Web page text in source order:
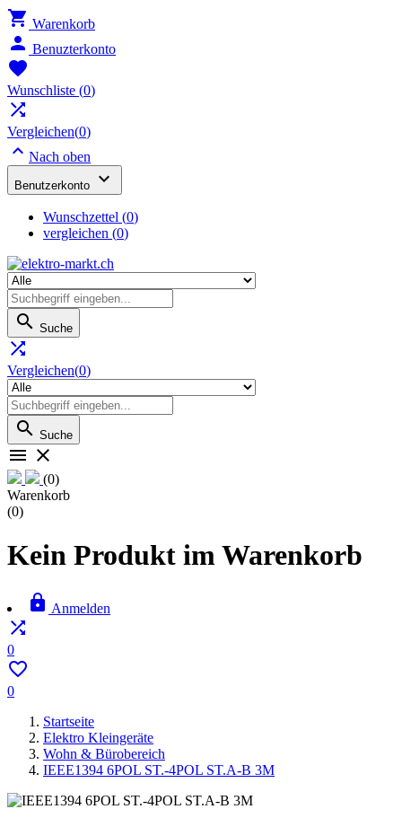
 Warenkorb
 Benuzterkonto

Wunschliste (0)

Vergleichen(0)
 Nach oben
Benutzerkonto 
Wunschzettel (0)
vergleichen (0)
 Suche

Vergleichen(0)
 Suche
 
(0)
Warenkorb
(0)
Kein Produkt im Warenkorb
 Anmelden

0

0
Startseite
Elektro Kleingeräte
Wohn & Bürobereich
IEEE1394 6POL ST.-4POL ST.A-B 3M